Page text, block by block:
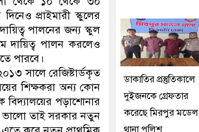
প্রাইমারী স্কুলের
পালনের জন্য স্কুল
দায়িত্ব পালন করলেও
পারবে।
সালে রেজিষ্টার্ডকৃত
শিক্ষকরা অন্য কোন
বিদ্যালয়ের পড়াশোনার
ভালো তাই সরকার নতুন
ডাকাতির প্রস্তুতিকালে
দুইজনকে গ্রেফতার
করেছে মিরপুর মডেল